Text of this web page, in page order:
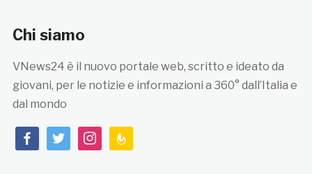
Chi siamo
VNews24 è il nuovo portale web, scritto e ideato da
giovani, per le notizie e informazioni a 360° dall’Italia e
dal mondo
facebooktwitterinstagramfeedburner